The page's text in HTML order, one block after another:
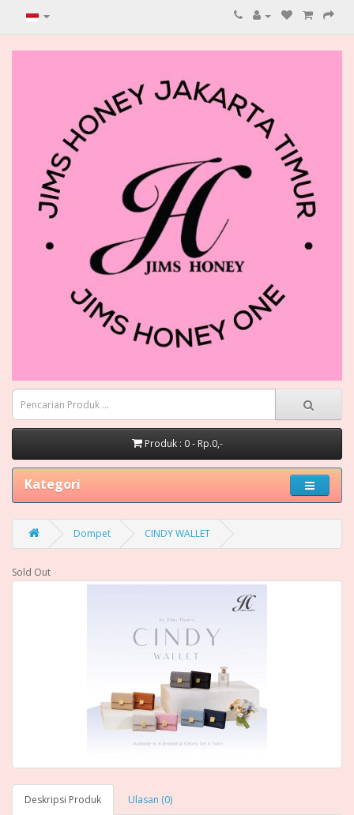
Produk : 0 - Rp.0,-
Kategori
Dompet CINDY WALLET
Sold Out
Deskripsi Produk Ulasan (0)